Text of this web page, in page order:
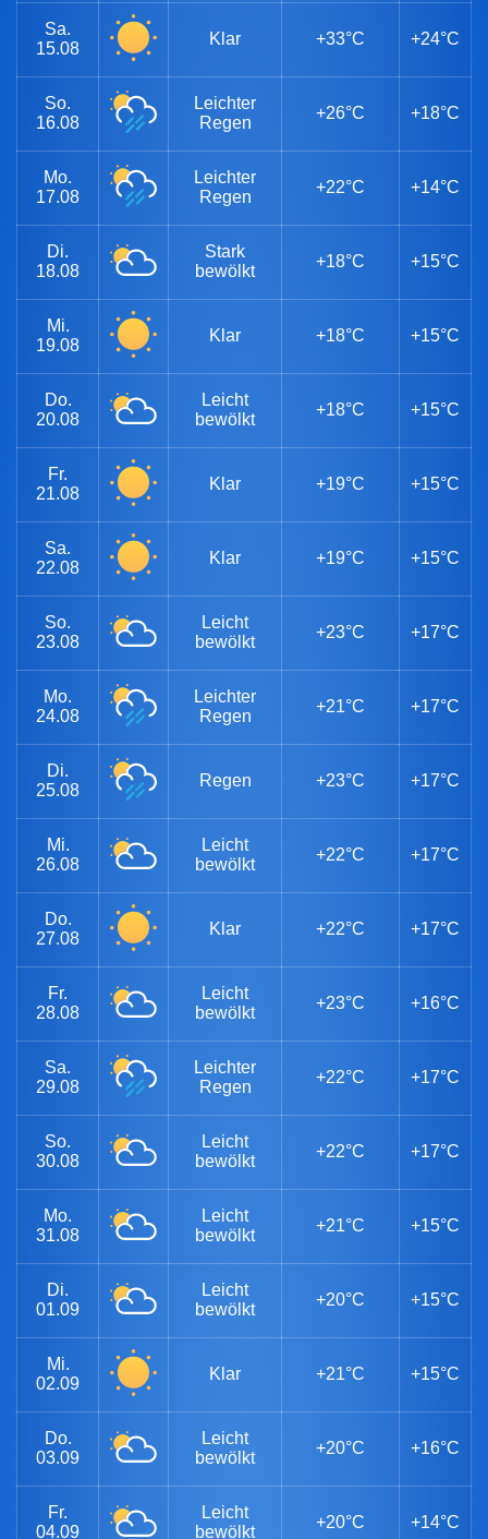
Sa.
15.08
Klar +33°C +24°C
So.
16.08
Leichter
Regen
+26°C +18°C
Mo.
17.08
Leichter
Regen
+22°C +14°C
Di.
18.08
Stark
bewölkt
+18°C +15°C
Mi.
19.08
Klar +18°C +15°C
Do.
20.08
Leicht
bewölkt
+18°C +15°C
Fr.
21.08
Klar +19°C +15°C
Sa.
22.08
Klar +19°C +15°C
So.
23.08
Leicht
bewölkt
+23°C +17°C
Mo.
24.08
Leichter
Regen
+21°C +17°C
Di.
25.08
Regen +23°C +17°C
Mi.
26.08
Leicht
bewölkt
+22°C +17°C
Do.
27.08
Klar +22°C +17°C
Fr.
28.08
Leicht
bewölkt
+23°C +16°C
Sa.
29.08
Leichter
Regen
+22°C +17°C
So.
30.08
Leicht
bewölkt
+22°C +17°C
Mo.
31.08
Leicht
bewölkt
+21°C +15°C
Di.
01.09
Leicht
bewölkt
+20°C +15°C
Mi.
02.09
Klar +21°C +15°C
Do.
03.09
Leicht
bewölkt
+20°C +16°C
Fr.
04.09
Leicht
bewölkt
+20°C +14°C